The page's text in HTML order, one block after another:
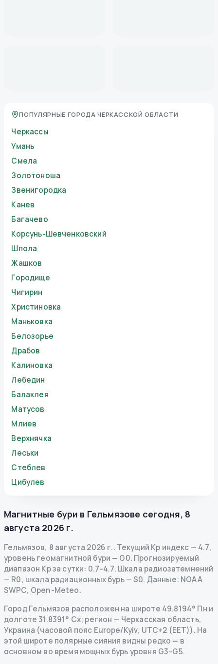
ПОПУЛЯРНЫЕ ГОРОДА ЧЕРКАССКОЙ ОБЛАСТИ
Черкассы
Умань
Смела
Золотоноша
Звенигородка
Канев
Багачево
Корсунь-Шевченковский
Шпола
Жашков
Городище
Чигирин
Христиновка
Маньковка
Белозорье
Драбов
Калиновка
Лебедин
Балаклея
Матусов
Млиев
Верхнячка
Леськи
Стеблев
Цибулев
Магнитные бури в Гельмязове сегодня, 8
августа 2026 г.
Гельмязов, 8 августа 2026 г.. Текущий Kp индекс — 4.7,
уровень геомагнитной бури — G0. Прогнозируемый
диапазон Kp за сутки: 0.7–4.7. Шкала радиозатемнений
— R0, шкала радиационных бурь— S0. Данные: NOAA
SWPC, Open-Meteo.
Город Гельмязов расположен на широте 49.8194° Пн и
долготе 31.8391° Сх; регион — Черкасская область,
Украина (часовой пояс Europe/Kyiv, UTC+2 (EET)). На
этой широте полярные сияния видны редко — в
основном во время мощных бурь уровня G3–G5.